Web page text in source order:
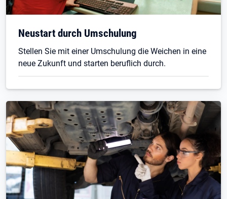
Neustart durch Umschulung
Stellen Sie mit einer Umschulung die Weichen in eine
neue Zukunft und starten beruflich durch.